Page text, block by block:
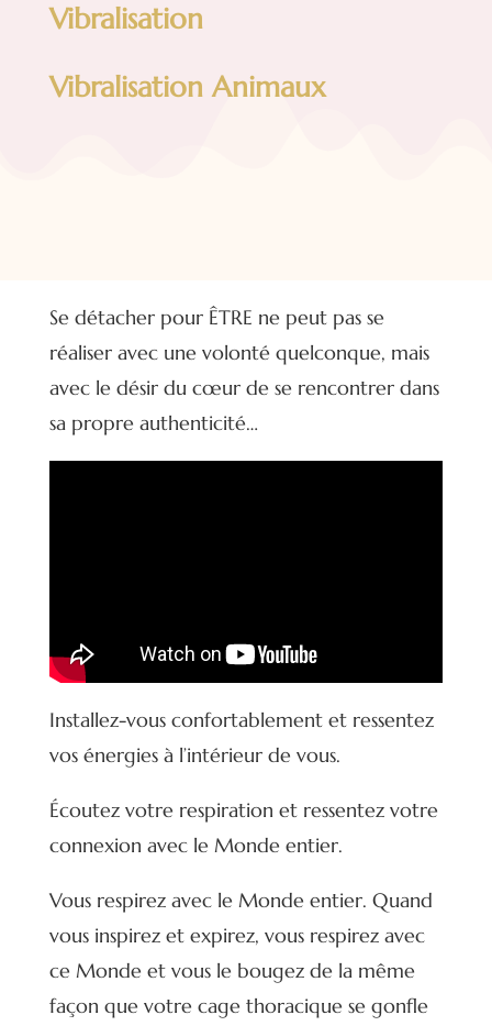
Vibralisation
Vibralisation Animaux
Se détacher pour ÊTRE ne peut pas se
réaliser avec une volonté quelconque, mais
avec le désir du cœur de se rencontrer dans
sa propre authenticité…
Installez-vous confortablement et ressentez
vos énergies à l’intérieur de vous.
Écoutez votre respiration et ressentez votre
connexion avec le Monde entier.
Vous respirez avec le Monde entier. Quand
vous inspirez et expirez, vous respirez avec
ce Monde et vous le bougez de la même
façon que votre cage thoracique se gonfle